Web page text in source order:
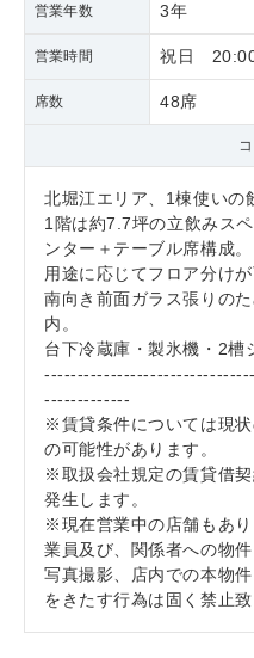
営業年数 3年
営業時間 祝日
席数 48席
北堀江エリア、1棟使いの
1階は約7.7坪の立飲みス
ンター＋テーブル席構成。
用途に応じてフロア分け
南向き前面ガラス張りの
内。
台下冷蔵庫・製氷機・2槽
-------------
※賃貸条件については現
の可能性があります。
※取扱会社規定の賃貸借
発生します。
※現在営業中の店舗もあ
業員及び、関係者への物
写真撮影、店内での本物
をきたす行為は固く禁止致